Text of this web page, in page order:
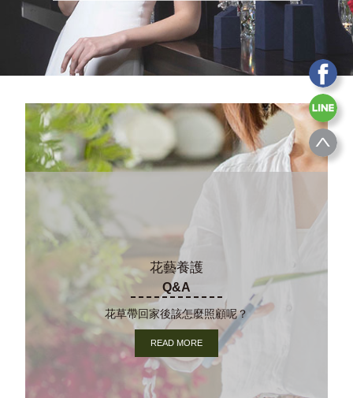
花藝養護
Q&A
花草帶回家後該怎麼照顧呢？
READ MORE